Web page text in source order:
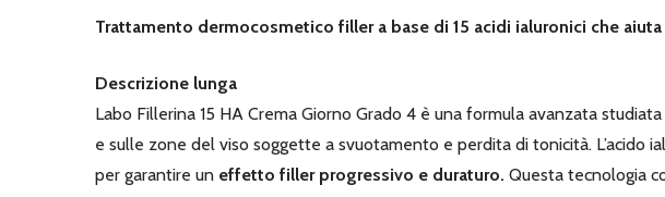
Trattamento dermocosmetico filler a base di 15 acidi ialuronici che
Descrizione lunga
Labo Fillerina 15 HA Crema Giorno Grado 4 è una formula avanzata
e sulle zone del viso soggette a svuotamento e perdita di tonicità. L’acido
per garantire un effetto filler progressivo e duraturo. Questa tecnologia